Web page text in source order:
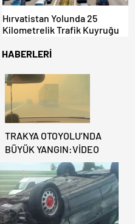
Hırvatistan Yolunda 25
Kilometrelik Trafik Kuyruğu
HABERLERİ
TRAKYA OTOYOLU’NDA
BÜYÜK YANGIN:VİDEO